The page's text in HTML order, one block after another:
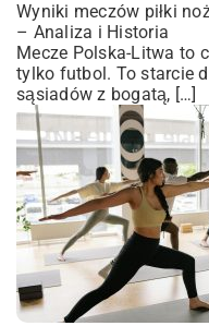
Wyniki meczów piłki
– Analiza i Historia
Mecze Polska-Litwa to
tylko futbol. To starcie
sąsiadów z bogatą, […]